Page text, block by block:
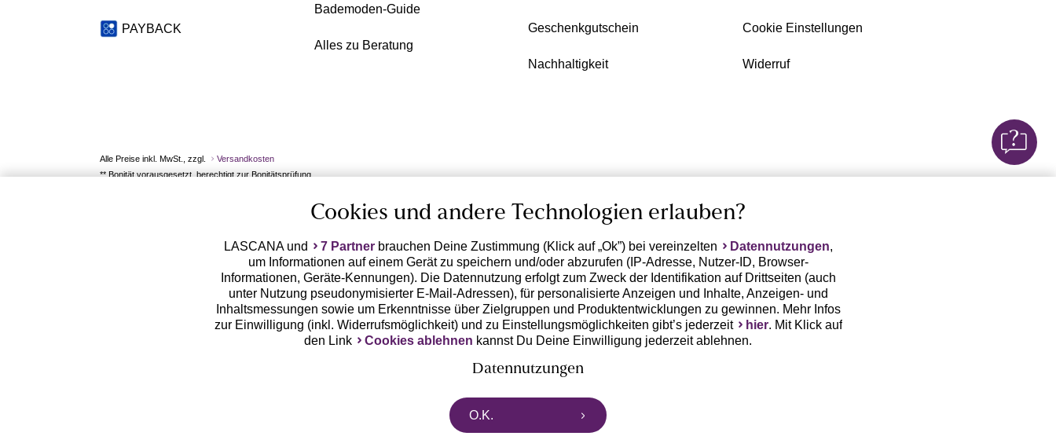
PAYBACK
Bademoden-Guide
Alles zu Beratung
Geschenkgutschein
Nachhaltigkeit
Cookie Einstellungen
Widerruf
Alle Preise inkl. MwSt., zzgl.
Versandkosten
** Bonität vorausgesetzt, berechtigt zur Bonitätsprüfung
Cookies und andere Technologien erlauben?
LASCANA und 7 Partnerbrauchen Deine Zustimmung (Klick auf „Ok”) bei vereinzelten Datennutzungen,
um Informationen auf einem Gerät zu speichern und/oder abzurufen (IP-Adresse, Nutzer-ID, Browser-
Informationen, Geräte-Kennungen). Die Datennutzung erfolgt zum Zweck der Identifikation auf Drittseiten (auch
unter Nutzung pseudonymisierter E-Mail-Adressen), für personalisierte Anzeigen und Inhalte, Anzeigen- und
Inhaltsmessungen sowie um Erkenntnisse über Zielgruppen und Produktentwicklungen zu gewinnen. Mehr Infos
zur Einwilligung (inkl. Widerrufsmöglichkeit) und zu Einstellungsmöglichkeiten gibt’s jederzeit
hier. Mit Klick auf
den Link
Cookies ablehnen kannst Du Deine Einwilligung jederzeit ablehnen.
Datennutzungen
LASCANA arbeitet mit Partnern zusammen, die von deinem Endgerät abgerufene Daten (Trackingdaten) oder die
von uns übermittelten pseudonymisierten Daten zur Aussteuerung unserer Werbung sowie auch zu eigenen
O.K.